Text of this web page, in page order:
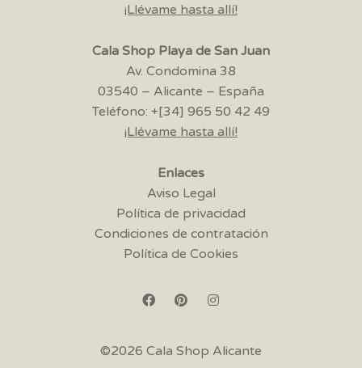
¡Llévame hasta allí!
Cala Shop Playa de San Juan
Av. Condomina 38
03540 – Alicante – España
Teléfono: +[34] 965 50 42 49
¡Llévame hasta allí!
Enlaces
Aviso Legal
Política de privacidad
Condiciones de contratación
Política de Cookies
©2026 Cala Shop Alicante